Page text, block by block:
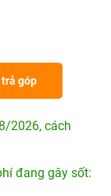
đang gây sốt:
Lộc, May Mắn
nhất